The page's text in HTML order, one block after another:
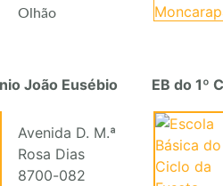
Olhão
João Eusébio EB do 1º
Avenida D. M.ª
Rosa Dias
8700-082